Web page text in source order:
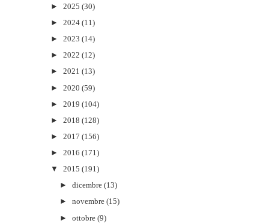
► 2025 (30)
► 2024 (11)
► 2023 (14)
► 2022 (12)
► 2021 (13)
► 2020 (59)
► 2019 (104)
► 2018 (128)
► 2017 (156)
► 2016 (171)
▼
2015 (191)
►dicembre (13)
►novembre (15)
►ottobre (9)